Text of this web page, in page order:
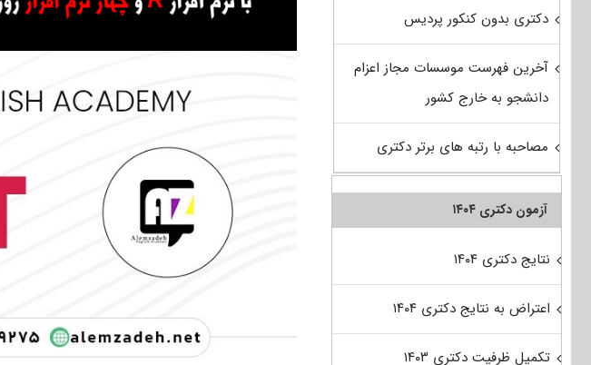
دکتری بدون کنکور پردیس
آخرین فهرست موسسات مجاز اعزام
دانشجو به خارج کشور
مصاحبه با رتبه های برتر دکتری
آزمون دکتری ۱۴۰۴
نتایج دکتری ۱۴۰۴
اعتراض به نتایج دکتری ۱۴۰۴
تکمیل ظرفیت دکتری ۱۴۰۳